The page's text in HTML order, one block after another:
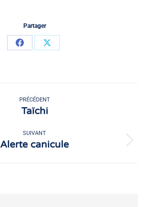
Partager
PartagerPartager
PRÉCÉDENT
Article
:
Taïchi
SUIVANT
Article
Alerte canicule